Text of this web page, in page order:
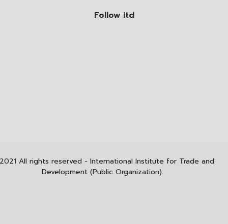
Follow itd
All rights reserved - International Institute for Trade and
Development (Public Organization).